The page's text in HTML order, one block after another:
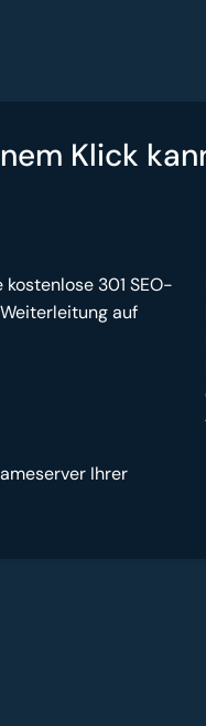
Klick
kostenlose 301 SEO-
auf
Ihrer